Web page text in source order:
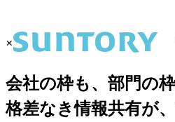
×
会社の枠も、部門の
格差なき情報共有が